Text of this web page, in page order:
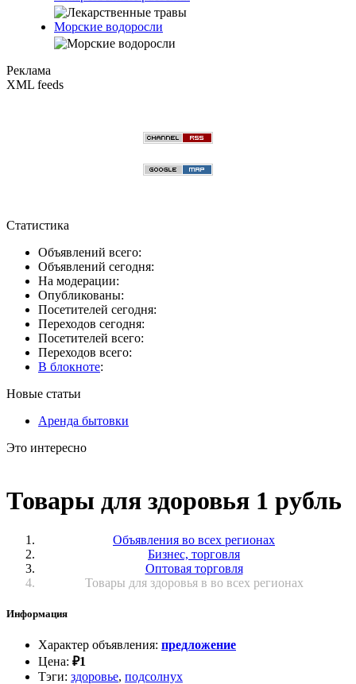
Морские водоросли
Реклама
XML feeds
Статистика
Объявлений всего:
Объявлений сегодня:
На модерации:
Опубликованы:
Посетителей сегодня:
Переходов сегодня:
Посетителей всего:
Переходов всего:
В блокноте:
Новые статьи
Аренда бытовки
Это интересно
Товары для здоровья 1 рубль
Объявления во всех регионах
Бизнес, торговля
Оптовая торговля
Товары для здоровья в во всех регионах
Информация
Характер объявления: предложение
Цена: ₽1
Тэги: здоровье, подсолнух